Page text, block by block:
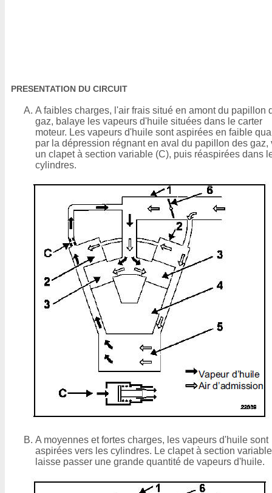
PRESENTATION DU CIRCUIT
A faibles charges, l'air frais situé en amont du papillon
gaz, balaye les vapeurs d'huile situées dans le carter
moteur. Les vapeurs d'huile sont aspirées en faible
par la dépression régnant en aval du papillon des gaz,
un clapet à section variable (C), puis réaspirées dans
cylindres.
A moyennes et fortes charges, les vapeurs d'huile sont
aspirées vers les cylindres. Le clapet à section
laisse passer une grande quantité de vapeurs d'huile.